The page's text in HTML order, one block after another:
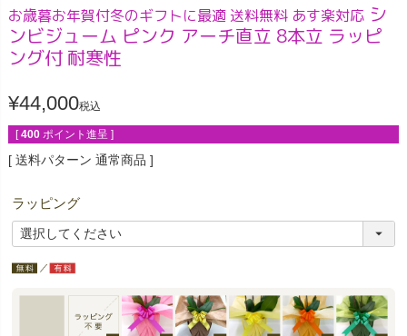
お歳暮お年賀付冬のギフトに最適 送料無料 あす楽対応 シ
ンビジューム ピンク アーチ直立 8本立 ラッピ
ング付 耐寒性
¥44,000税込
[ 400 ポイント進呈 ]
送料パターン 通常商品
ラッピング